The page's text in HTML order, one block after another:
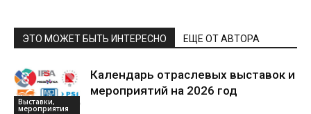
ЭТО МОЖЕТ БЫТЬ ИНТЕРЕСНО ЕЩЕ ОТ АВТОРА
Выставки,
мероприятия
Календарь отраслевых выставок и
мероприятий на 2026 год